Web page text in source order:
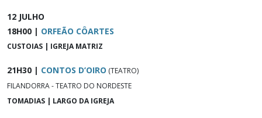
12 JULHO
18H00 | ORFEÃO CÔARTES
CUSTOIAS | IGREJA MATRIZ
21H30 | CONTOS D’OIRO (TEATRO)
FILANDORRA - TEATRO DO NORDESTE
TOMADIAS | LARGO DA IGREJA